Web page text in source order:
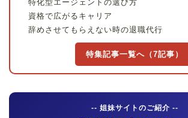
特化型エージェントの選び方
資格で広がるキャリア
辞めさせてもらえない時の退職代行
特集記事一覧へ（7記事）
-- 姐妹サイトのご紹介 --